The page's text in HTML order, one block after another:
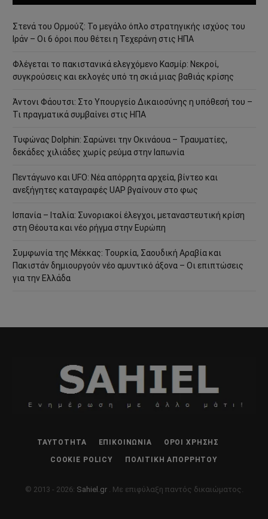
Στενά του Ορμούζ: Το μεγάλο όπλο στρατηγικής ισχύος του
Ιράν – Οι 6 όροι που θέτει η Τεχεράνη στις ΗΠΑ
Φλέγεται το πακιστανικά ελεγχόμενο Κασμίρ: Νεκροί,
συγκρούσεις και εκλογές υπό τη σκιά μιας βαθιάς κρίσης
Άντονι Φάουτσι: Στο Υπουργείο Δικαιοσύνης η υπόθεσή του –
Τι πραγματικά συμβαίνει στις ΗΠΑ
Τυφώνας Dolphin: Σαρώνει την Οκινάουα – Τραυματίες,
δεκάδες χιλιάδες χωρίς ρεύμα στην Ιαπωνία
Πεντάγωνο και UFO: Νέα απόρρητα αρχεία, βίντεο και
ανεξήγητες καταγραφές UAP βγαίνουν στο φως
Ισπανία – Ιταλία: Συνοριακοί έλεγχοι, μεταναστευτική κρίση
στη Θέουτα και νέο ρήγμα στην Ευρώπη
Συμφωνία της Μέκκας: Τουρκία, Σαουδική Αραβία και
Πακιστάν δημιουργούν νέο αμυντικό άξονα – Οι επιπτώσεις
για την Ελλάδα
ΤΑΥΤΌΤΗΤΑ ΕΠΙΚΟΙΝΩΝΊΑ ΌΡΟΙ ΧΡΉΣΗΣ
COOKIE POLICY ΠΟΛΙΤΙΚΉ ΑΠΟΡΡΉΤΟΥ
© 2013 - 2026: Sahiel.gr . Με επιφύλαξη παντός δικαιώματος.